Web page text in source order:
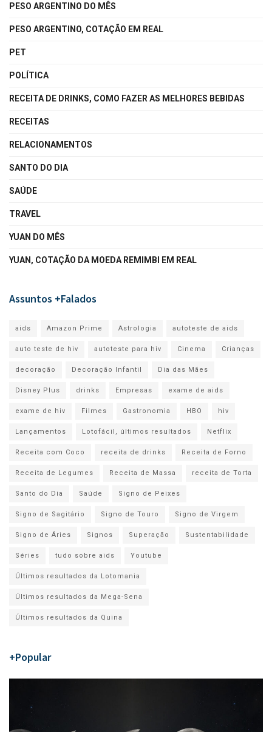
PESO ARGENTINO DO MÊS
PESO ARGENTINO, COTAÇÃO EM REAL
PET
POLÍTICA
RECEITA DE DRINKS, COMO FAZER AS MELHORES BEBIDAS
RECEITAS
RELACIONAMENTOS
SANTO DO DIA
SAÚDE
TRAVEL
YUAN DO MÊS
YUAN, COTAÇÃO DA MOEDA REMIMBI EM REAL
Assuntos +Falados
aids Amazon Prime Astrologia autoteste de aids
auto teste de hiv autoteste para hiv Cinema Crianças
decoração Decoração Infantil Dia das Mães
Disney Plus drinks Empresas exame de aids
exame de hiv Filmes Gastronomia HBO hiv
Lançamentos Lotofácil, últimos resultados Netflix
Receita com Coco receita de drinks Receita de Forno
Receita de Legumes Receita de Massa receita de Torta
Santo do Dia Saúde Signo de Peixes
Signo de Sagitário Signo de Touro Signo de Virgem
Signo de Áries Signos Superação Sustentabilidade
Séries tudo sobre aids Youtube
Últimos resultados da Lotomania
Últimos resultados da Mega-Sena
Últimos resultados da Quina
+Popular